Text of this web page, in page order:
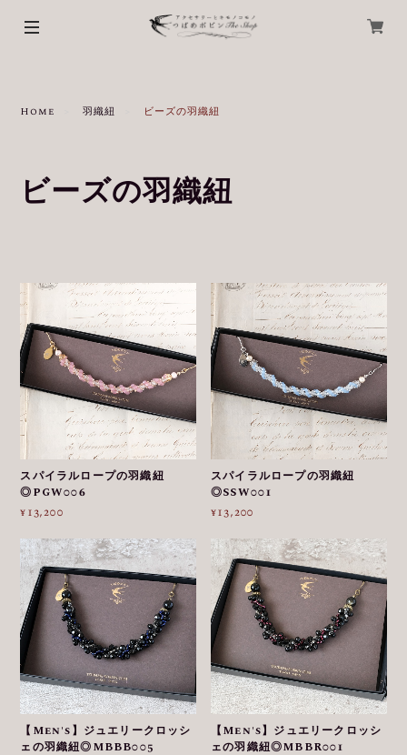
Home 羽織紐 ビーズの羽織紐
ビーズの羽織紐
スパイラルロープの羽織紐
◎PGW006
¥13,200
スパイラルロープの羽織紐
◎SSW001
¥13,200
【Men's】ジュエリークロッシ
ェの羽織紐◎MBBB005
【Men's】ジュエリークロッシ
ェの羽織紐◎MBBR001